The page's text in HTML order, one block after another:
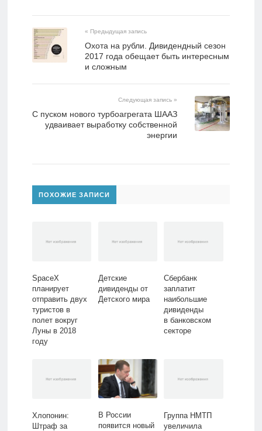
« Предыдущая запись
Охота на рубли. Дивидендный сезон
2017 года обещает быть интересным
и сложным
Следующая запись »
С пуском нового турбоагрегата ШААЗ
удваивает выработку собственной
энергии
ПОХОЖИЕ ЗАПИСИ
SpaceX
планирует
отправить двух
туристов в
полет вокруг
Луны в 2018
году
Детские
дивиденды от
Детского мира
Сбербанк
заплатит
наибольшие
дивиденды
в банковском
секторе
Хлопонин:
Штраф за
В России
появится новый
Группа НМТП
увеличила